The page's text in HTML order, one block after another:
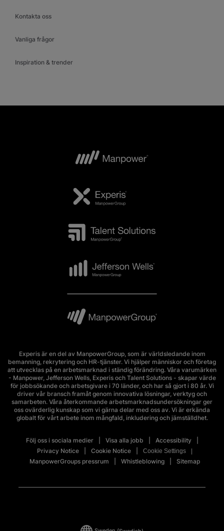
Kontakta oss
Vanliga frågor
Inspiration & trender
Experis är en del av ManpowerGroup, som är världsledande inom
bemanning, rekrytering och HR-tjänster. Vi hjälper människor och företag
att utvecklas på en arbetsmarknad i ständig förändring. Våra varumärken
- Manpower, Jefferson Wells, Experis och Talent Solutions - skapar värde
för jobbsökande och arbetsgivare i 70 länder, och har så gjort i 80 år. Vi
driver vår bransch framåt genom innovativa lösningar, verktyg och
samarbeten. Våra återkommande arbetsmarknadsundersökningar ger
oss ovärderlig kunskap som vi gärna delar med oss av. Vi är erkända
globalt för vårt arbete inom mångfald, inkludering och jämställdhet.
Följ oss i sociala medier Visa alla jobb
Accessibility
Privacy Notice
Cookie Notice Cookie Settings
ManpowerGroups pressrum Whistleblowing Sitemap